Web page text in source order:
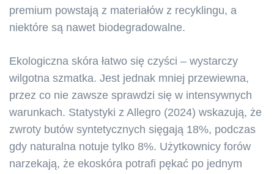
premium powstają z materiałów z recyklingu, a
niektóre są nawet biodegradowalne.
Ekologiczna skóra łatwo się czyści – wystarczy
wilgotna szmatka. Jest jednak mniej przewiewna,
przez co nie zawsze sprawdzi się w intensywnych
warunkach. Statystyki z Allegro (2024) wskazują, że
zwroty butów syntetycznych sięgają 18%, podczas
gdy naturalna notuje tylko 8%. Użytkownicy forów
narzekają, że ekoskóra potrafi pękać po jednym